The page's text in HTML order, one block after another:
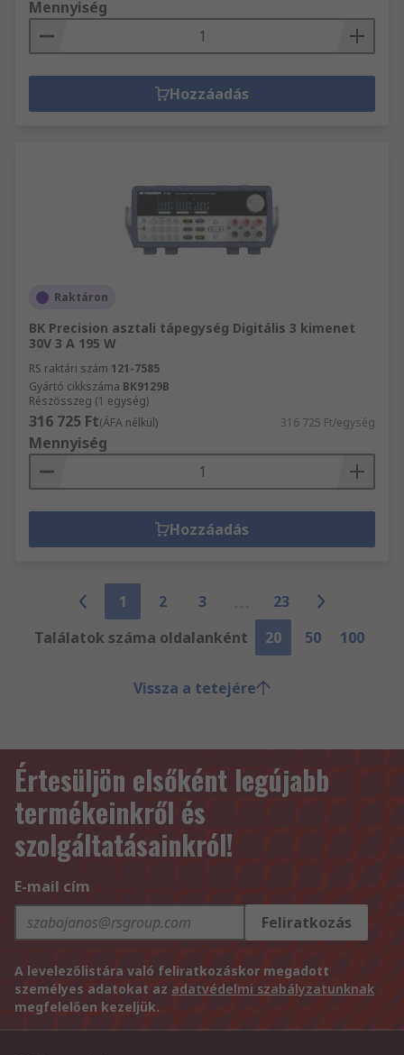
Mennyiség
Hozzáadás
Raktáron
BK Precision asztali tápegység Digitális 3 kimenet
30V 3 A 195 W
RS raktári szám 121-7585
Gyártó cikkszáma BK9129B
Részösszeg (1 egység)
316 725 Ft(ÁFA nélkül) 316 725 Ft/egység
Mennyiség
Hozzáadás
1 2 3
23
Találatok száma oldalanként
20 50 100
Vissza a tetejére
Értesüljön elsőként legújabb
termékeinkről és
szolgáltatásainkról!
E-mail cím
Feliratkozás
A levelezőlistára való feliratkozáskor megadott
személyes adatokat az adatvédelmi szabályzatunknak
megfelelően kezeljük.